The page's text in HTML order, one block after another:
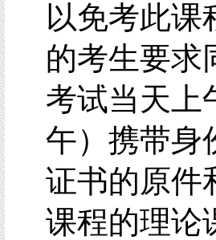
以免考此课
的考生要求
考试当天上
午）携带身
证书的原件
课程的理论